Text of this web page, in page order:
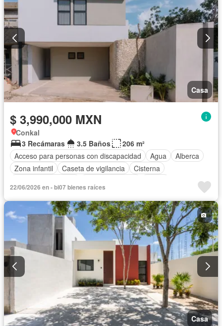
Casa
$ 3,990,000 MXN
Conkal
3 Recámaras
3.5 Baños
206 m²
Acceso para personas con discapacidad
Agua
Alberca
Zona infantil
Caseta de vigilancia
Cisterna
Televisión por cable
Terraza
22/06/2026 en - bi07 bienes raíces
Casa